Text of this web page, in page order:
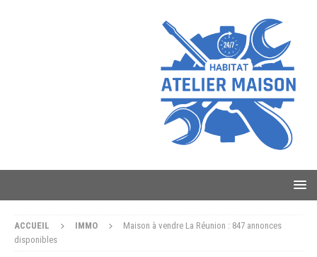
ACCUEIL IMMO
Maison à vendre La Réunion : 847 annonces
disponibles